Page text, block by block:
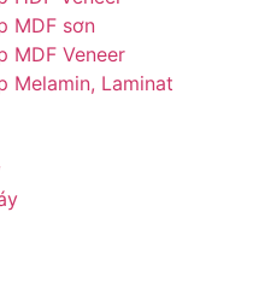
MDF sơn
MDF Veneer
Melamin, Laminat